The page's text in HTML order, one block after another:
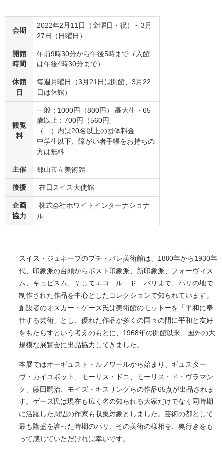
会期
2022年2月11日（金曜日・祝）～3月
27日（日曜日）
開館
時間
午前9時30分から午後5時まで（入館
は午後4時30分まで）
休館
日
毎週月曜日（3月21日は開館、3月22
日は休館）
観覧
料
一般：1000円（800円） 高大生・65
歳以上：700円（560円）
（ ）内は20名以上の団体料金
中学生以下、障がい者手帳をお持ちの
方は無料
主催 郡山市立美術館
後援 在日スイス大使館
企画
協力
株式会社ホワイトインターナショナ
ル
スイス・ジュネーブのプチ・パレ美術館は、1880年から1930年
代、印象派の台頭からポスト印象派、新印象派、フォーヴィス
ム、キュビスム、そしてエコール・ド・パリまで、パリの地で
制作された作品を中心としたコレクションで知られています。
創設者のオスカー・ゲーズ氏は美術館のモットーを「平和に奉
仕する芸術」とし、優れた作品が多くの国々の間に平和と友好
をもたらすという考えのもとに、1968年の開館以来、国外の大
規模な展覧会に出品協力してきました。
本展ではオーギュスト・ルノワールから始まり、ギュスター
ヴ・カイユボット、モーリス・ドニ、モーリス・ド・ヴラマン
ク、藤田嗣治、モイズ・キスリングらの作品65点が出品されま
す。ゲーズ氏は現在も広く名の知られる大家だけでなく同時期
に活躍した周辺の作家も収集対象としました。芸術の都として
最も隆盛を誇った時期のパリ、その美術の様相を、奥行きをも
って感じていただければ幸いです。